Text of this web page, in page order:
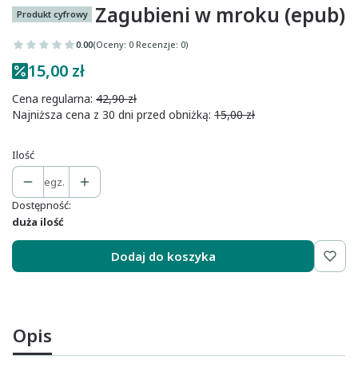
Produkt cyfrowy Zagubieni w mroku (epub)
0.00(Oceny: 0 Recenzje: 0)
15,00 zł
Cena regularna: 42,90 zł
Najniższa cena z 30 dni przed obniżką: 15,00 zł
Ilość
egz.
Dostępność:
duża ilość
Dodaj do koszyka
Opis